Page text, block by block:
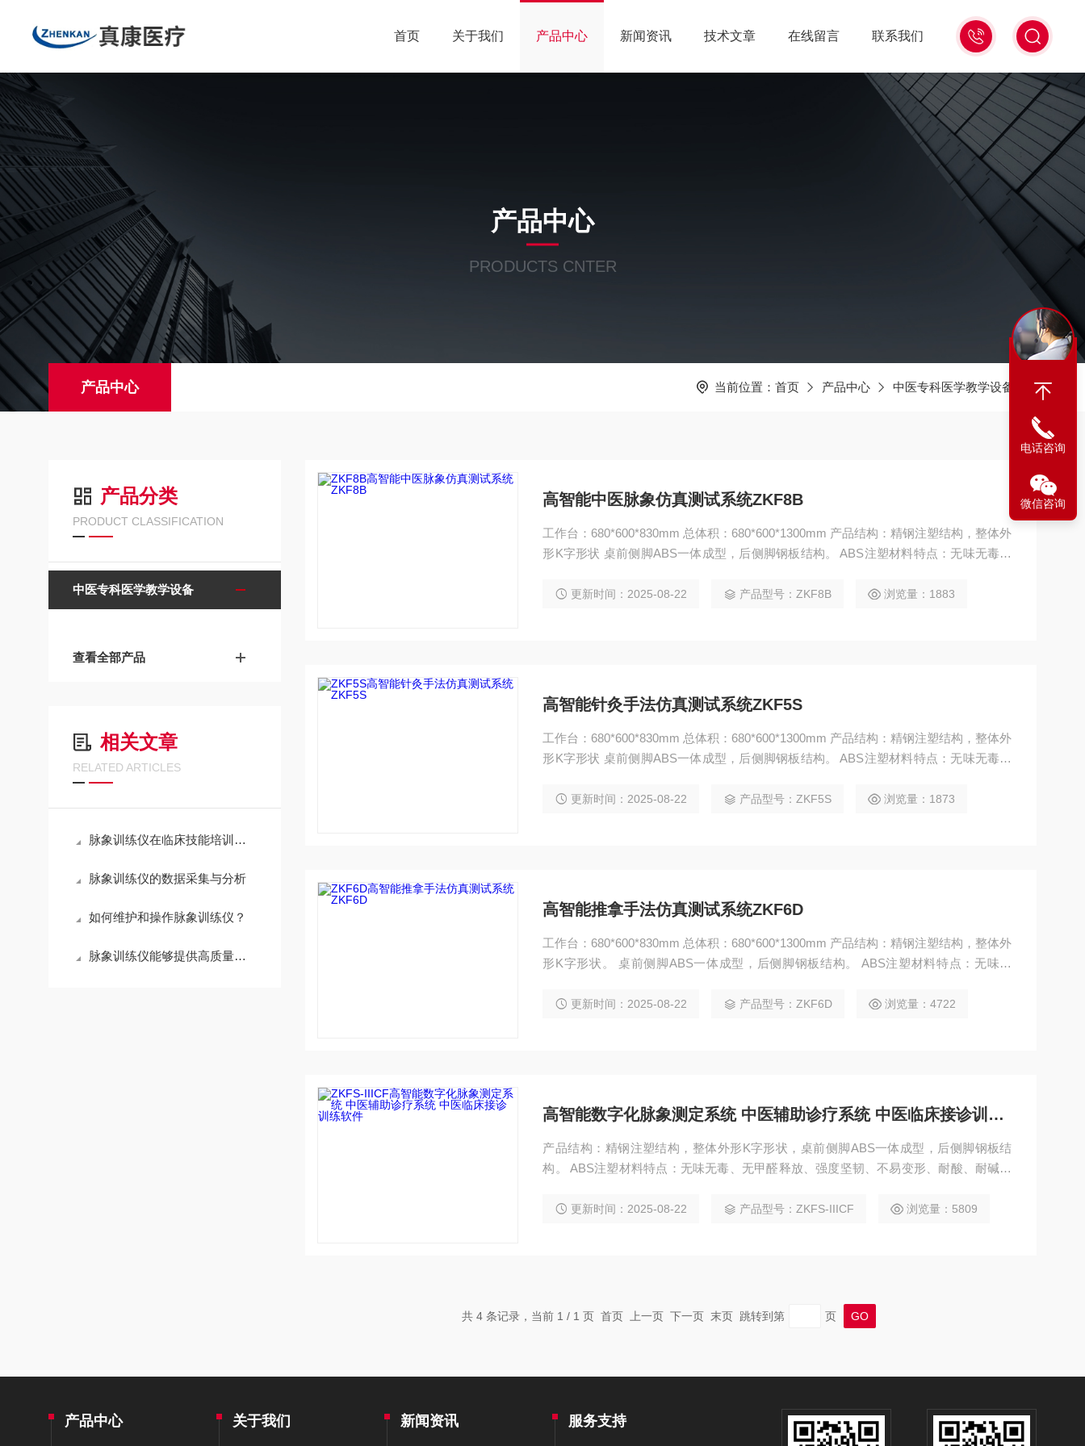
021-
56528785
首页 关于我们 产品中心 新闻资讯 技术文章 在线留言 联系我们
产品中心
PRODUCTS CNTER
产品中心 当前位置： 首页 产品中心 中医专科医学教学设备
产品分类
PRODUCT CLASSIFICATION
中医专科医学教学设备
查看全部产品
相关文章
RELATED ARTICLES
脉象训练仪在临床技能培训中的具体作用
脉象训练仪的数据采集与分析
如何维护和操作脉象训练仪？
脉象训练仪能够提供高质量的脉搏模拟
高智能中医脉象仿真测试系统ZKF8B
工作台：680*600*830mm 总体积：680*600*1300mm 产品结构：精钢注塑结构，整体外
形K字形状 桌前侧脚ABS一体成型，后侧脚钢板结构。 ABS注塑材料特点：无味无毒、
脚前侧脚、柜体采用专业工程ABS材料注塑成型，连接件拼装；背板与侧脚后部分采用
更新时间：2025-08-22 产品型号：ZKF8B 浏览量：1883
高智能针灸手法仿真测试系统ZKF5S
工作台：680*600*830mm 总体积：680*600*1300mm 产品结构：精钢注塑结构，整体外
形K字形状 桌前侧脚ABS一体成型，后侧脚钢板结构。 ABS注塑材料特点：无味无毒、
脚前侧脚、柜体采用专业工程ABS材料注塑成型，连接件拼装；背板与侧脚后部分采用
更新时间：2025-08-22 产品型号：ZKF5S 浏览量：1873
高智能推拿手法仿真测试系统ZKF6D
工作台：680*600*830mm 总体积：680*600*1300mm 产品结构：精钢注塑结构，整体外
形K字形状。 桌前侧脚ABS一体成型，后侧脚钢板结构。 ABS注塑材料特点：无味无
质：桌脚前侧脚、柜体采用专业工程ABS材料注塑成型，连接件拼装；背板与侧脚后部
更新时间：2025-08-22 产品型号：ZKF6D 浏览量：4722
高智能数字化脉象测定系统 中医辅助诊疗系统 中医临床接诊训练软件
产品结构：精钢注塑结构，整体外形K字形状，桌前侧脚ABS一体成型，后侧脚钢板结
构。 ABS注塑材料特点：无味无毒、无甲醛释放、强度坚韧、不易变形、耐酸、耐碱、
连接件拼装；背板与侧脚后部分采用宝钢1.0冷轧钢板经模具冲压，焊接成型；经除油、
更新时间：2025-08-22 产品型号：ZKFS-IIICF 浏览量：5809
共 4 条记录，当前 1 / 1 页 首页 上一页 下一页 末页 跳转到第 页
产品中心 关于我们 新闻资讯 服务支持
电话咨询
微信咨询